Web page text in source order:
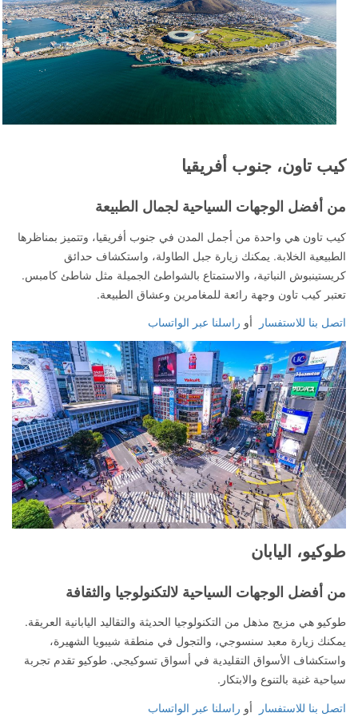
كيب تاون، جنوب أفريقيا
من أفضل الوجهات السياحية لجمال الطبيعة
كيب تاون هي واحدة من أجمل المدن في جنوب أفريقيا، وتتميز بمناظرها
الطبيعية الخلابة. يمكنك زيارة جبل الطاولة، واستكشاف حدائق
كريستينبوش النباتية، والاستمتاع بالشواطئ الجميلة مثل شاطئ كامبس.
تعتبر كيب تاون وجهة رائعة للمغامرين وعشاق الطبيعة.
اتصل بنا للاستفسار
أو راسلنا عبر الواتساب
طوكيو، اليابان
من أفضل الوجهات السياحية لالتكنولوجيا والثقافة
طوكيو هي مزيج مذهل من التكنولوجيا الحديثة والتقاليد اليابانية العريقة.
يمكنك زيارة معبد سنسوجي، والتجول في منطقة شيبويا الشهيرة،
واستكشاف الأسواق التقليدية في أسواق تسوكيجي. طوكيو تقدم تجربة
سياحية غنية بالتنوع والابتكار.
اتصل بنا للاستفسار
أو راسلنا عبر الواتساب